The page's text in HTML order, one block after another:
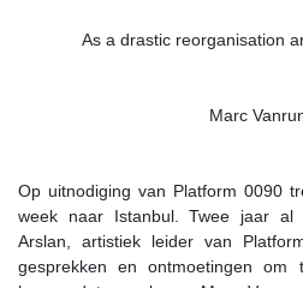
As a drastic reorganisation
Marc
Op uitnodiging van Platform 0090
week naar Istanbul. Twee jaar al
Arslan, artistiek leider van
gesprekken en ontmoetingen om